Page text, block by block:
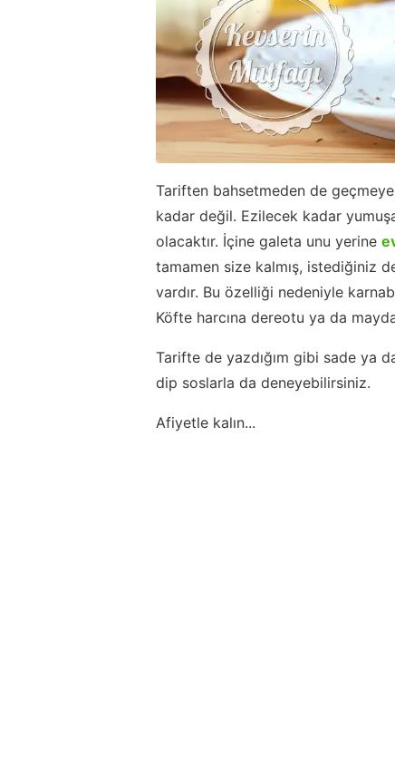
Tariften bahsetmeden de
kadar değil. Ezilecek kadar
olacaktır. İçine galeta unu yerine
tamamen size kalmış, istediğiniz
vardır. Bu özelliği nedeniyle
Köfte harcına dereotu ya da
Tarifte de yazdığım gibi sade ya
dip soslarla da deneyebilirsiniz.
Afiyetle kalın...